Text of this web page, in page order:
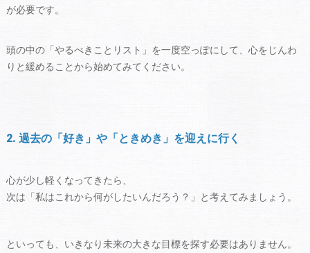
が必要です。
頭の中の「やるべきことリスト」を一度空っぽにして、心をじんわ
りと緩めることから始めてみてください。
2. 過去の「好き」や「ときめき」を迎えに行く
心が少し軽くなってきたら、
次は「私はこれから何がしたいんだろう？」と考えてみましょう。
といっても、いきなり未来の大きな目標を探す必要はありません。